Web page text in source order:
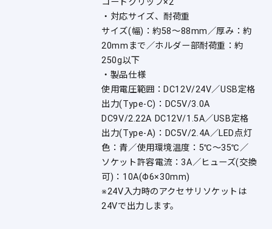
・対応サイズ、耐荷重
サイズ(幅)：約58〜88mm／厚み：約
20mmまで／ホルダー部耐荷重：約
250g以下
・製品仕様
使用電圧範囲：DC12V/24V／USB定格
出力(Type-C)：DC5V/3.0A
DC9V/2.22A DC12V/1.5A／USB定格
出力(Type-A)：DC5V/2.4A／LED点灯
色：青／使用環境温度：5℃〜35℃／
ソケット許容電流：3A／ヒューズ(交換
可)：10A(Φ6×30mm)
※24V入力時のアクセサリソケットは
24Vで出力します。